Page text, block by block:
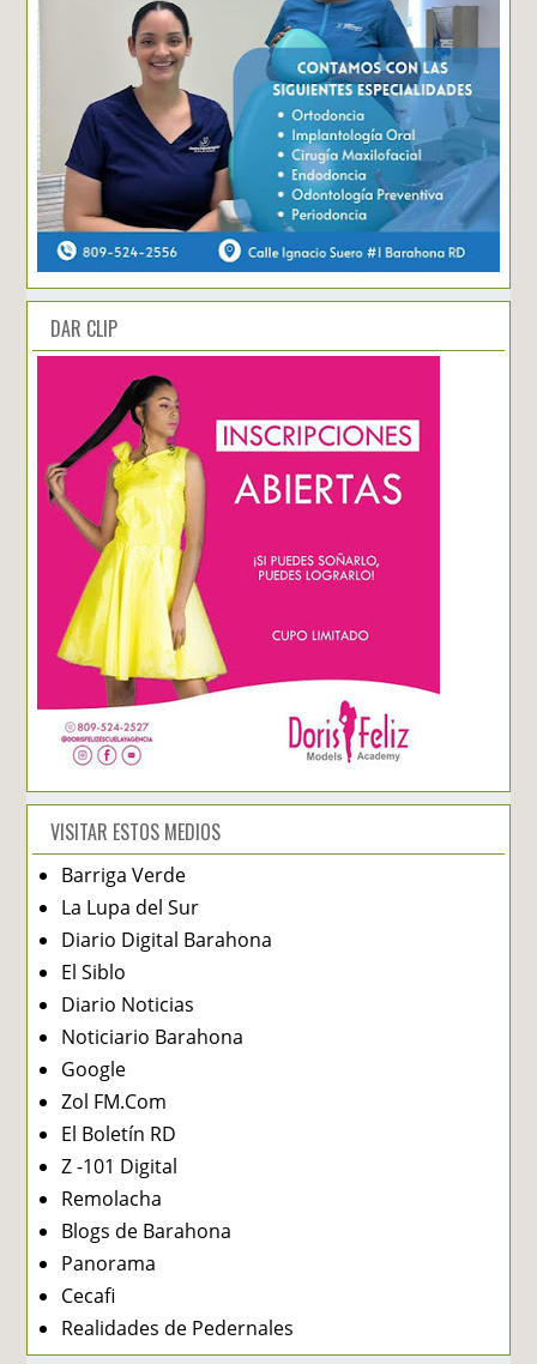
DAR CLIP
VISITAR ESTOS MEDIOS
Barriga Verde
La Lupa del Sur
Diario Digital Barahona
El Siblo
Diario Noticias
Noticiario Barahona
Google
Zol FM.Com
El Boletín RD
Z -101 Digital
Remolacha
Blogs de Barahona
Panorama
Cecafi
Realidades de Pedernales